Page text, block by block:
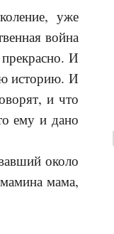
уже
война
И
историю. И
и что
ему и дано
около
мама,